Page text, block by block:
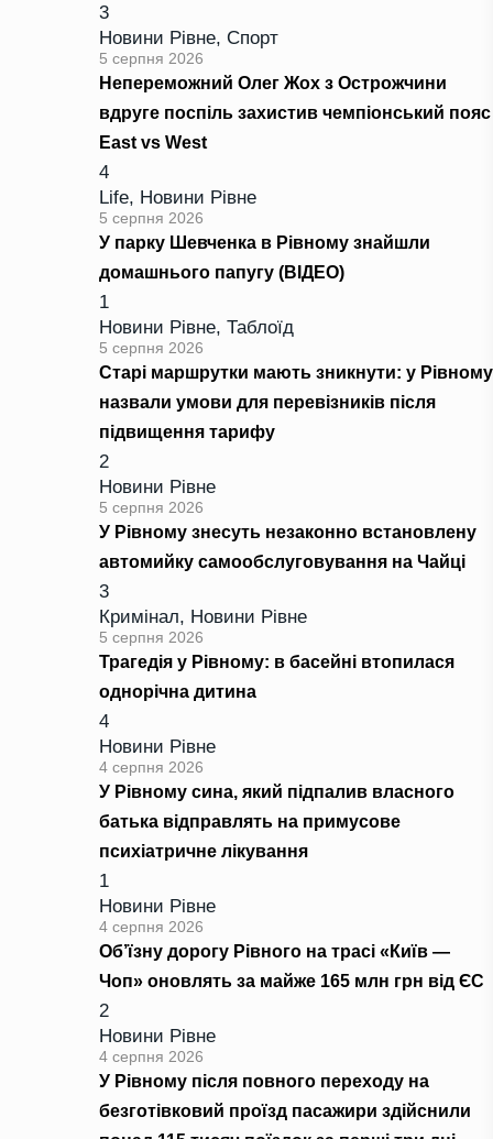
3
Новини Рівне, Спорт
5 серпня 2026
Непереможний Олег Жох з Острожчини
вдруге поспіль захистив чемпіонський пояс
East vs West
4
Life, Новини Рівне
5 серпня 2026
У парку Шевченка в Рівному знайшли
домашнього папугу (ВІДЕО)
1
Новини Рівне, Таблоїд
5 серпня 2026
Старі маршрутки мають зникнути: у Рівному
назвали умови для перевізників після
підвищення тарифу
2
Новини Рівне
5 серпня 2026
У Рівному знесуть незаконно встановлену
автомийку самообслуговування на Чайці
3
Кримінал, Новини Рівне
5 серпня 2026
Трагедія у Рівному: в басейні втопилася
однорічна дитина
4
Новини Рівне
4 серпня 2026
У Рівному сина, який підпалив власного
батька відправлять на примусове
психіатричне лікування
1
Новини Рівне
4 серпня 2026
Об’їзну дорогу Рівного на трасі «Київ —
Чоп» оновлять за майже 165 млн грн від ЄС
2
Новини Рівне
4 серпня 2026
У Рівному після повного переходу на
безготівковий проїзд пасажири здійснили